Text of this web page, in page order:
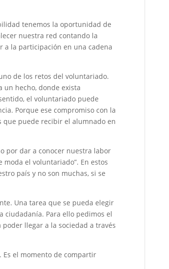
tenemos la oportunidad de
nuestra red contando la
a la participación en una cadena
de los retos del voluntariado.
un hecho, donde exista
el voluntariado puede
Porque ese compromiso con la
que puede recibir el alumnado en
por dar a conocer nuestra labor
el voluntariado”. En estos
país y no son muchas, si se
Una tarea que se pueda elegir
ciudadanía. Para ello pedimos el
llegar a la sociedad a través
Es el momento de compartir